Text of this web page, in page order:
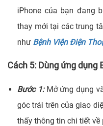
iPhone của bạn đang
thay mới tại các trung
như Bệnh Viện Điện
Cách 5: Dùng ứng dụng
Bước 1:Mở ứng dụng
góc trái trên của giao
thấy thông tin chi tiết về